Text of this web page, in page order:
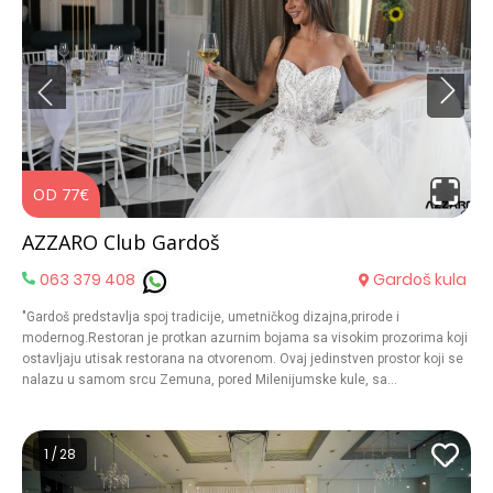
OD 77€
AZZARO Club Gardoš
063 379 408 Gardoš kula
"Gardoš predstavlja spoj tradicije, umetničkog dizajna,prirode i
modernog.Restoran je protkan azurnim bojama sa visokim prozorima koji
ostavljaju utisak restorana na otvorenom. Ovaj jedinstven prostor koji se
nalazu u samom srcu Zemuna, pored Milenijumske kule, sa
onda je Gardoš pravo mesto za Vas. Umetnost odabira i pripremanja
najkvalitetnijih jela koja će se naći na stolu vaših dragih gostiju, kao i Vas
su naš poseban ponos. Po receptima kulinarskih virtuoza, svaka porcija je
1 / 28